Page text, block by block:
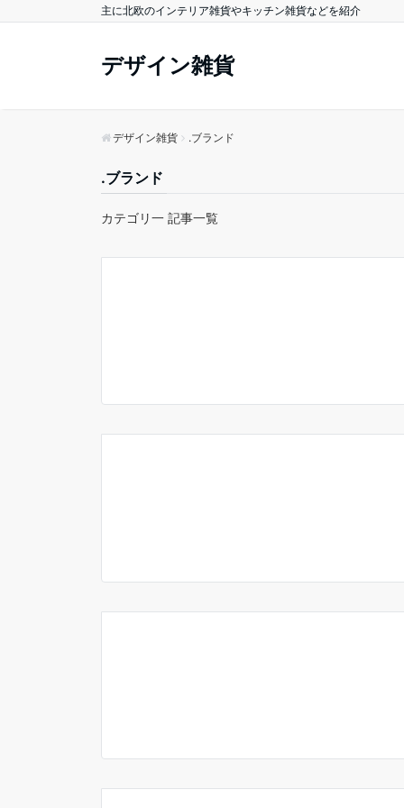
主に北欧のインテリア雑貨やキッチン雑貨などを紹介
デザイン雑貨
デザイン雑貨 .ブランド
.ブランド
カテゴリ一 記事一覧